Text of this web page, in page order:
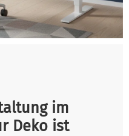
im
Deko ist